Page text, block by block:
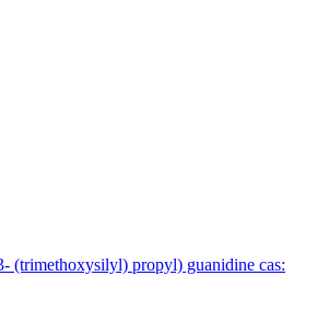
(trimethoxysilyl) propyl) guanidine cas: